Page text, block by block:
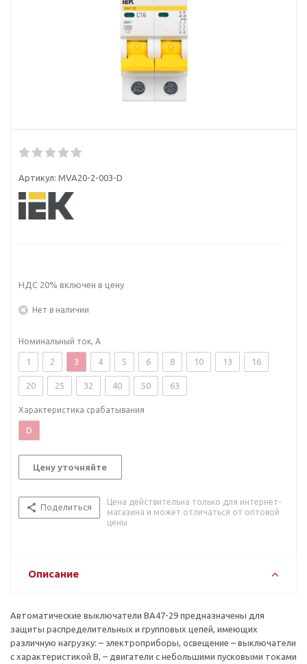
Артикул: MVA20-2-003-D
НДС 20% включен в цену
Нет в наличии
Номинальный ток, А
1 2 3 4 5 6 8 10 13 16
20 25 32 40 50 63
Характеристика срабатывания
D
Цену уточняйте
Поделиться
Цена действительна только для интернет-
магазина и может отличаться от оптовой
цены
Описание
Автоматические выключатели ВА47-29 предназначены для
защиты распределительных и групповых цепей, имеющих
различную нагрузку: – электроприборы, освещение – выключатели
с характеристикой В, – двигатели с небольшими пусковыми токами